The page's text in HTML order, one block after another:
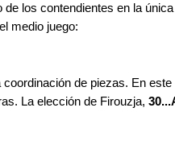
los contendientes en la
medio juego:
de piezas. En
La elección de Firouzja,